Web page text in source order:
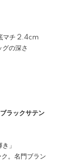
チ 2.4cm
の深さ
ラックサテン
」
。名門ブラン